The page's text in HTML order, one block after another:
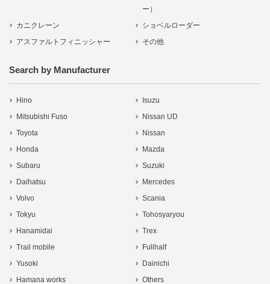
ー）
カニクレーン
ショベルローダー
アスファルトフィニッシャー
その他
Search by Manufacturer
Hino
Isuzu
Mitsubishi Fuso
Nissan UD
Toyota
Nissan
Honda
Mazda
Subaru
Suzuki
Daihatsu
Mercedes
Volvo
Scania
Tokyu
Tohosyaryou
Hanamidai
Trex
Trail mobile
Fullhalf
Yusoki
Dainichi
Hamana works
Others